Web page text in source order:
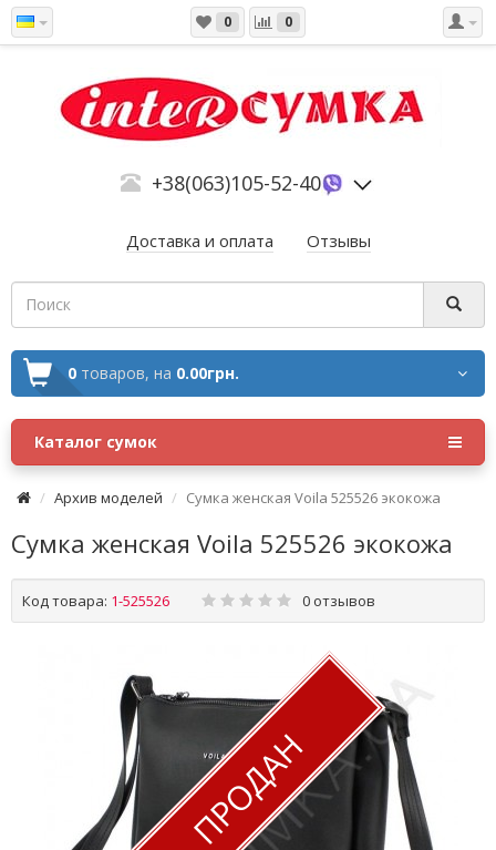
0 0
+38(063)105-52-40
Доставка и оплата Отзывы
0 товаров, на 0.00грн.
Каталог сумок
Архив моделей Сумка женская Voila 525526 экокожа
Сумка женская Voila 525526 экокожа
Код товара: 1-525526 0 отзывов
ПРОДАН